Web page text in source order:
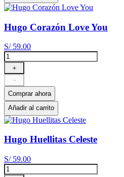
Hugo Corazón Love You
S/ 59.00
＋
－
Comprar ahora
Añadir al carrito
Hugo Huellitas Celeste
S/ 59.00